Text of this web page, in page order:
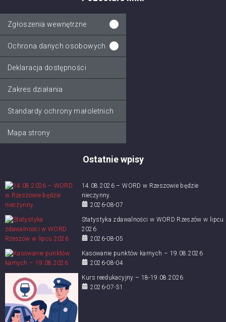
Ostatnie wpisy
14.08.2026 – WORD w Rzeszowie będzie
nieczynny.
2026-08-07
Statystyka zdawalności w WORD Rzeszów w lipcu
2026
2026-08-05
Kasowanie punktów karnych – 19.08.2026
2026-08-04
Kurs reedukacyjny – 18-19.08.2026
2026-07-31
Zgłoszenia wewnętrzne
Ochrona danych osobowych
Deklaracja dostępności
Zakres działania
Standardy ochrony małoletnich
Mapa strony